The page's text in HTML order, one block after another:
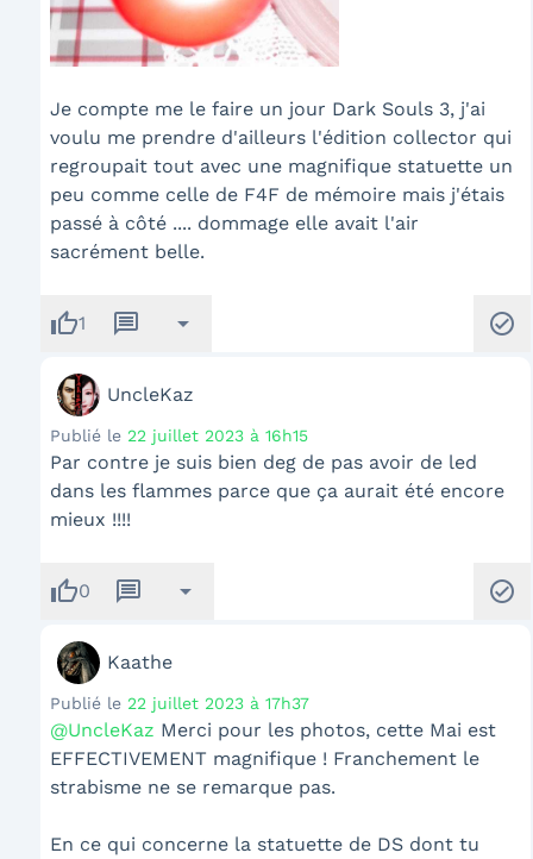
Je compte me le faire un jour Dark Souls 3, j'ai
voulu me prendre d'ailleurs l'édition collector qui
regroupait tout avec une magnifique statuette un
peu comme celle de F4F de mémoire mais j'étais
passé à côté .... dommage elle avait l'air
sacrément belle.
thumb_up1 message arrow_drop_down check_circle
UncleKaz
Publié le 22 juillet 2023 à 16h15
Par contre je suis bien deg de pas avoir de led
dans les flammes parce que ça aurait été encore
mieux !!!!
thumb_up0 message arrow_drop_down check_circle
Kaathe
Publié le 22 juillet 2023 à 17h37
@UncleKaz Merci pour les photos, cette Mai est
EFFECTIVEMENT magnifique ! Franchement le
strabisme ne se remarque pas.
En ce qui concerne la statuette de DS dont tu